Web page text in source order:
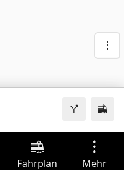
Fahrplan Mehr